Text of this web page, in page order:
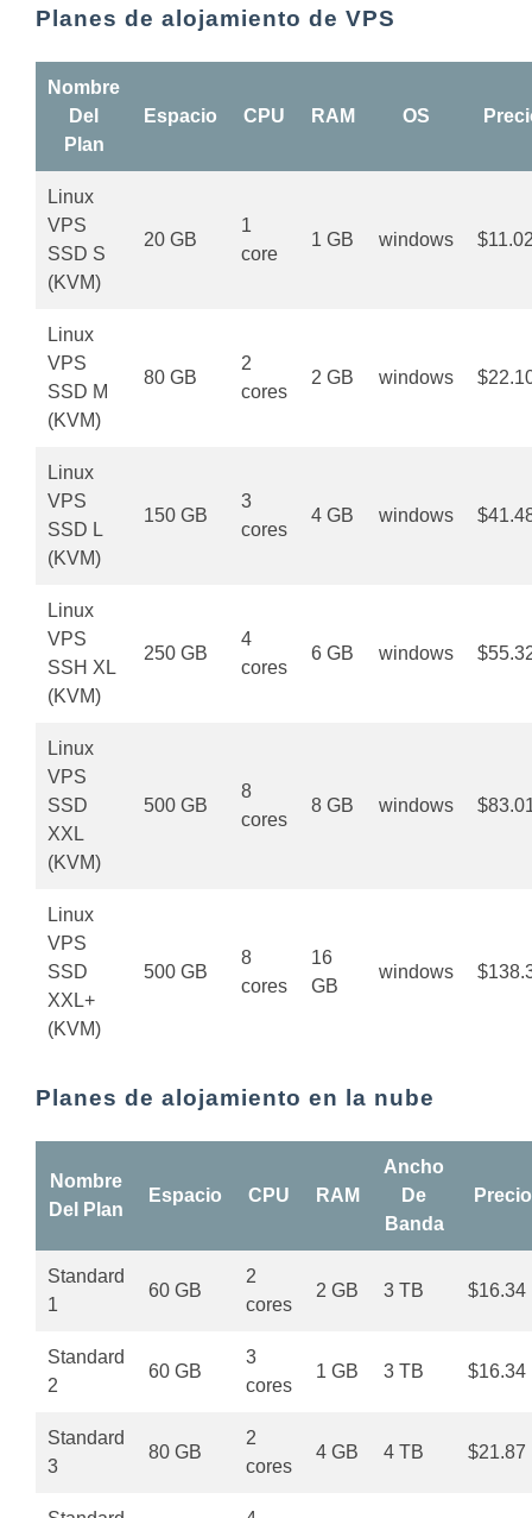
Planes de alojamiento de VPS
Nombre
Del
Plan
Espacio CPU RAM OS
Linux
VPS
SSD S
(KVM)
20 GB
1
core
1 GB windows
Linux
VPS
SSD M
(KVM)
80 GB
2
cores
2 GB windows
Linux
VPS
SSD L
(KVM)
150 GB
3
cores
4 GB windows
Linux
VPS
SSH XL
(KVM)
250 GB
4
cores
6 GB windows
Linux
VPS
SSD
XXL
(KVM)
500 GB
8
cores
8 GB windows
Linux
VPS
SSD
XXL+
(KVM)
500 GB
8
cores
16
GB
windows
Planes de alojamiento en la nube
Nombre
Del Plan
Espacio CPU RAM
Ancho
De
Banda
Precio
Standard
1
60 GB
2
cores
2 GB 3 TB $16.34
Standard
2
60 GB
3
cores
1 GB 3 TB $16.34
Standard
3
80 GB
2
cores
4 GB 4 TB $21.87